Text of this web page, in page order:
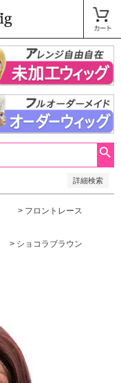
詳細検索
フロントレース
ショコラブラウン